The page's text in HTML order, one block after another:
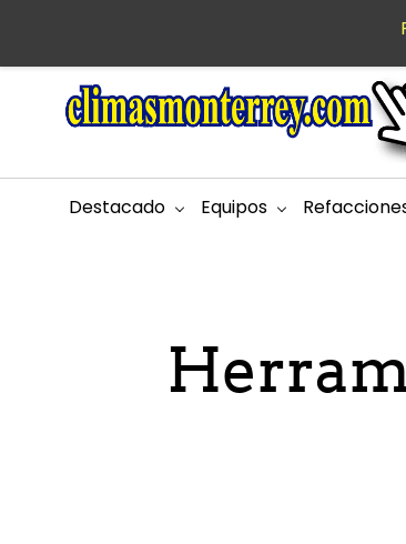
principal
Destacado Equipos